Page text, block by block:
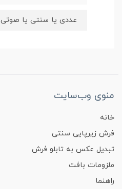
عددی یا سنتی یا صوتی
منوی وب‌سایت
خانه
فرش زیرپایی سنتی
تبدیل عکس به تابلو فرش
ملزومات بافت
راهنما